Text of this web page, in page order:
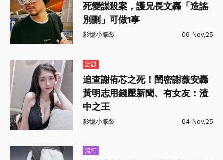
死變謀殺案，護兄長文轟「造謠
別刪」可做1事
影憶小腦袋 06 Nov,25
話題
追查謝侑芯之死！閨密謝薇安轟
黃明志用錢壓新聞、有女友：渣
中之王
影憶小腦袋 04 Nov,25
流行